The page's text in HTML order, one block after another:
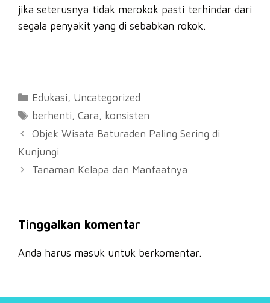
jika seterusnya tidak merokok pasti terhindar dari
segala penyakit yang di sebabkan rokok.
Kategori
Edukasi, Uncategorized
Tag
berhenti,Cara, konsisten
Objek Wisata Baturaden Paling Sering di
Kunjungi
Tanaman Kelapa dan Manfaatnya
Tinggalkan komentar
Anda harus masuk untuk berkomentar.